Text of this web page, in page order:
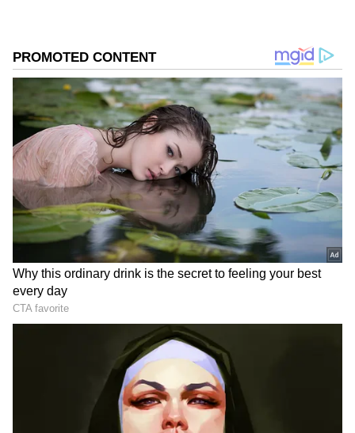
2
జ్యోతిష్య శాస్త్రం ప్రకారం.. ఆగస్టు నెలలో పుట్టిన పిల్లలు,
పెద్దలు ఎంతో ఆత్మవిశ్వాసంతో ఉంటారు. వీరు మంచి
వ్యక్తిత్వాన్ని కలిగి ఉంటారు. అలాగే ఈ నెలలో పుట్టిన వారు